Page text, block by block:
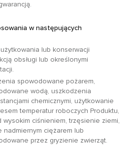
w następujących
lub konserwacji
obsługi lub określonymi
spowodowane pożarem,
wodą, uszkodzenia
chemicznymi, użytkowanie
temperatur roboczych Produktu,
wysokim ciśnieniem, trzęsienie ziemi,
ciężarem lub
przez gryzienie zwierząt.